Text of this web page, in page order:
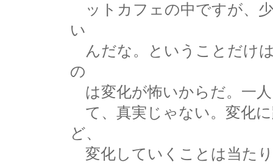
ットカフェの中ですが、
い
んだな。ということだけ
の
は変化が怖いからだ。一
て、真実じゃない。変化
ど、
変化していくことは当た